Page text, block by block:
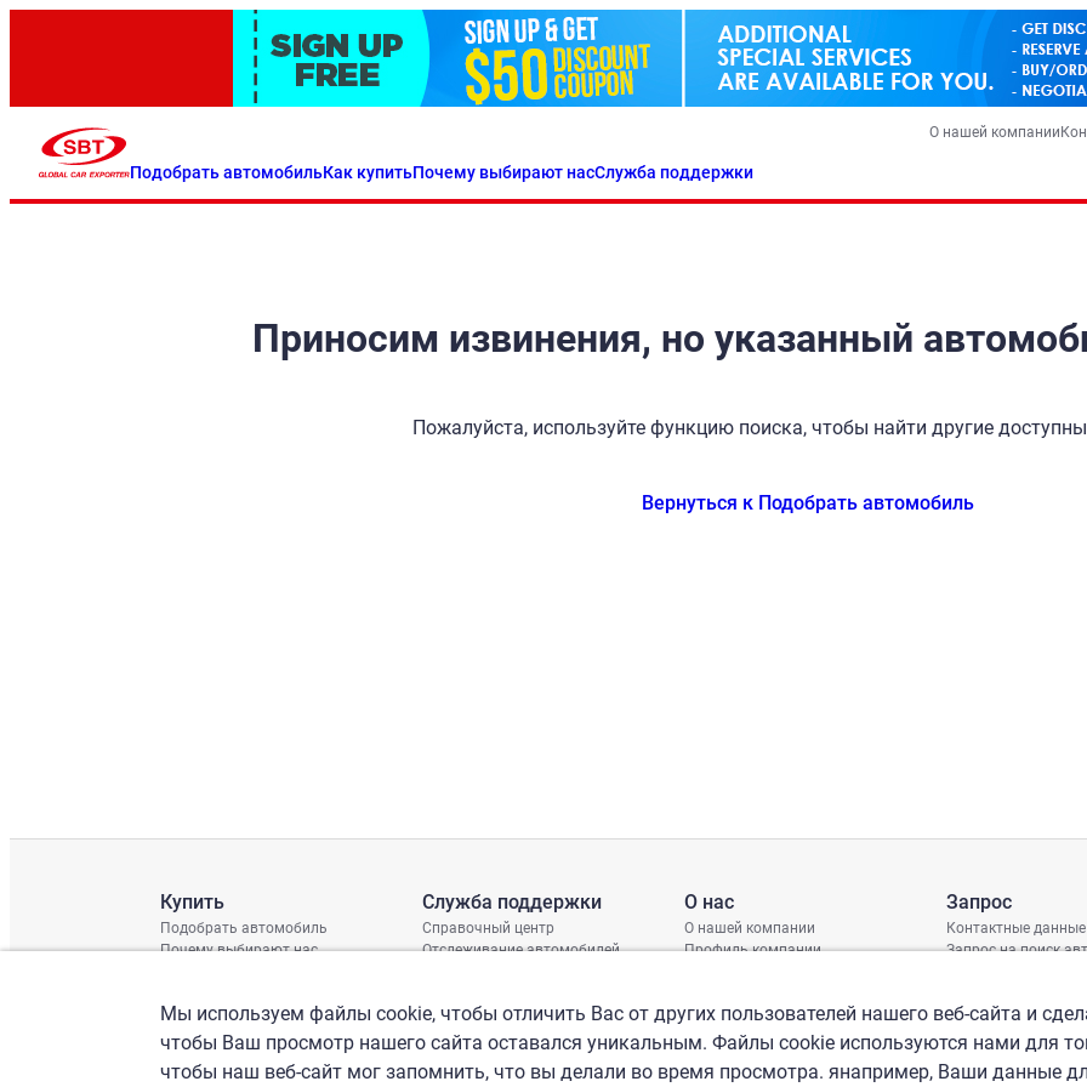
Подобрать автомобильКак купитьПочему выбирают насСлужба поддержки
О нашей компании
Приносим извинения, но указанный
Пожалуйста, используйте функцию поиска, чтобы найти другие
Вернуться к Подобрать автомобиль
Купить
Подобрать автомобиль
Почему выбирают нас
Служба поддержки
Справочный центр
Отслеживание автомобилей
График доставки
Проверка шасси
О нас
О нашей компании
Профиль компании
Запрос
Контактные данные
Запрос на поиск
Мы используем файлы cookie, чтобы отличить Вас от других пользователей нашего веб-сайта и
чтобы Ваш просмотр нашего сайта оставался уникальным. Файлы cookie используются нами для
чтобы наш веб-сайт мог запомнить, что вы делали во время просмотра. янапример, Ваши данные